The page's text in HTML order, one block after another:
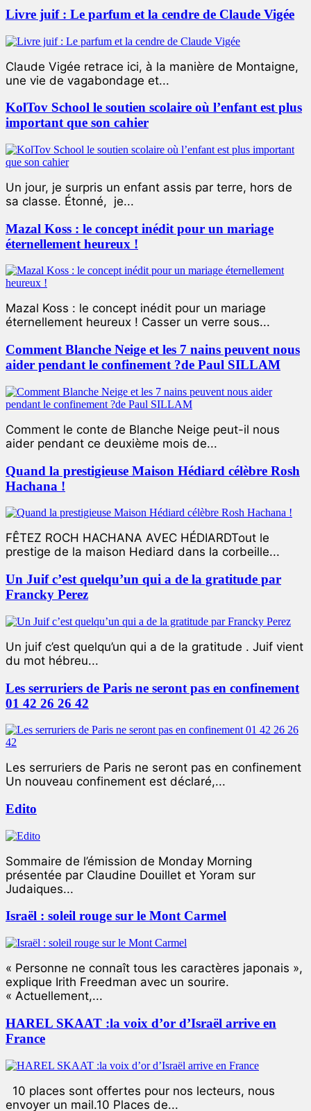
Livre juif : Le parfum et la cendre de Claude Vigée
Claude Vigée retrace ici, à la manière de Montaigne,
une vie de vagabondage et...
KolTov School le soutien scolaire où l’enfant est plus
important que son cahier
Un jour, je surpris un enfant assis par terre, hors de
sa classe. Étonné, je...
Mazal Koss : le concept inédit pour un mariage
éternellement heureux !
Mazal Koss : le concept inédit pour un mariage
éternellement heureux ! Casser un verre sous...
Comment Blanche Neige et les 7 nains peuvent nous
aider pendant le confinement ?de Paul SILLAM
Comment le conte de Blanche Neige peut-il nous
aider pendant ce deuxième mois de...
Quand la prestigieuse Maison Hédiard célèbre Rosh
Hachana !
FÊTEZ ROCH HACHANA AVEC HÉDIARDTout le
prestige de la maison Hediard dans la corbeille...
Un Juif c’est quelqu’un qui a de la gratitude par
Francky Perez
Un juif c’est quelqu’un qui a de la gratitude . Juif vient
du mot hébreu...
Les serruriers de Paris ne seront pas en confinement
01 42 26 26 42
Les serruriers de Paris ne seront pas en confinement
Un nouveau confinement est déclaré,...
Edito
Sommaire de l’émission de Monday Morning
présentée par Claudine Douillet et Yoram sur
Judaiques...
Israël : soleil rouge sur le Mont Carmel
« Personne ne connaît tous les caractères japonais »,
explique Irith Freedman avec un sourire.
« Actuellement,...
HAREL SKAAT :la voix d’or d’Israël arrive en
France
10 places sont offertes pour nos lecteurs, nous
envoyer un mail.10 Places de...